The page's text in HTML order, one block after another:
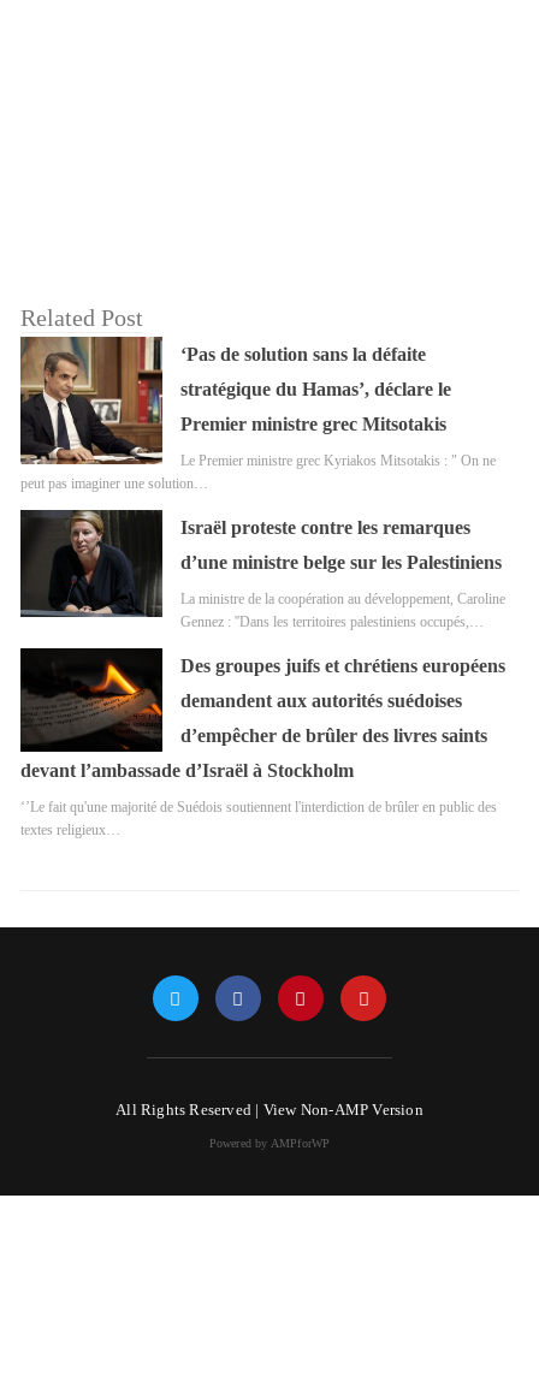
Related Post
‘Pas de solution sans la défaite
stratégique du Hamas’, déclare le
Premier ministre grec Mitsotakis
Le Premier ministre grec Kyriakos Mitsotakis : " On ne
peut pas imaginer une solution…
Israël proteste contre les remarques
d’une ministre belge sur les Palestiniens
La ministre de la coopération au développement, Caroline
Gennez : ''Dans les territoires palestiniens occupés,…
Des groupes juifs et chrétiens européens
demandent aux autorités suédoises
d’empêcher de brûler des livres saints
devant l’ambassade d’Israël à Stockholm
‘’Le fait qu'une majorité de Suédois soutiennent l'interdiction de brûler en public des
textes religieux…
All Rights Reserved | View Non-AMP Version
Powered by AMPforWP